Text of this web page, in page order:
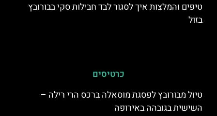
טיפים והמלצות איך לסגור לבד חבילות סקי בבורובץ
בזול
כרטיסים
טיול מבורובץ לפסגת מוסאלה ברכס הרי רילה –
השישית בגובהה באירופה